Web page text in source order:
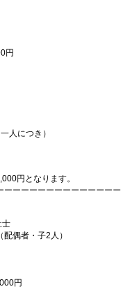
円
人につき）
円～
ーーーーーーーーーーーーー
士
・子2人）
円